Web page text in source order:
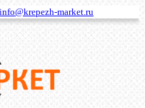
info@krepezh-market.ru